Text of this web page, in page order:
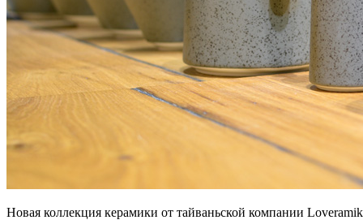
Новая коллекция керамики от тайваньской компании